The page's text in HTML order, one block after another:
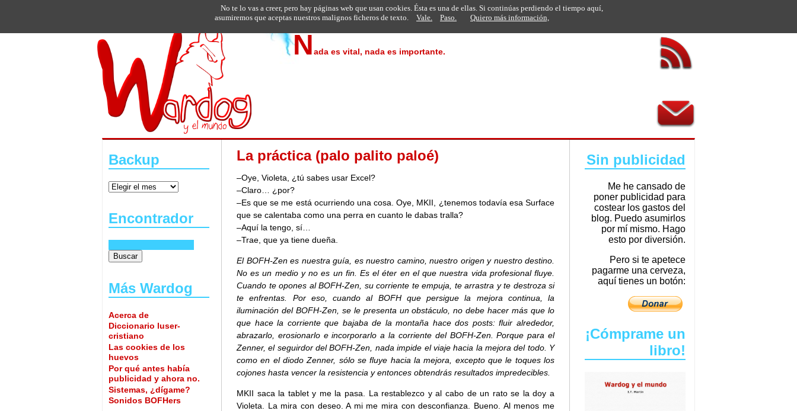
Nada es vital, nada es importante.
Backup
Encontrador
Más Wardog
Acerca de
Diccionario luser-
cristiano
Las cookies de los
huevos
Por qué antes había
publicidad y ahora no.
Sistemas, ¿dígame?
Sonidos BOFHers
Sin publicidad
Me he cansado de
poner publicidad para
costear los gastos del
blog. Puedo asumirlos
por mí mismo. Hago
esto por diversión.
Pero si te apetece
pagarme una cerveza,
aquí tienes un botón:
¡Cómprame un
libro!
La práctica (palo palito paloé)
–Oye, Violeta, ¿tú sabes usar Excel?
–Claro… ¿por?
–Es que se me está ocurriendo una cosa. Oye, MKII, ¿tenemos todavía esa Surface
que se calentaba como una perra en cuanto le dabas tralla?
–Aquí la tengo, sí…
–Trae, que ya tiene dueña.
El BOFH-Zen es nuestra guía, es nuestro camino, nuestro origen y nuestro destino.
No es un medio y no es un fin. Es el éter en el que nuestra vida profesional fluye.
Cuando te opones al BOFH-Zen, su corriente te empuja, te arrastra y te destroza si
te enfrentas. Por eso, cuando al BOFH que persigue la mejora continua, la
iluminación del BOFH-Zen, se le presenta un obstáculo, no debe hacer más que lo
que hace la corriente que bajaba de la montaña hace dos posts: fluir alrededor,
abrazarlo, erosionarlo e incorporarlo a la corriente del BOFH-Zen. Porque para el
Zenner, el seguirdor del BOFH-Zen, nada impide el viaje hacia la mejora del todo. Y
como en el diodo Zenner, sólo se fluye hacia la mejora, excepto que le toques los
cojones hasta vencer la resistencia y entonces obtendrás resultados impredecibles.
MKII saca la tablet y me la pasa. La restablezco y al cabo de un rato se la doy a
Violeta. La mira con deseo. A mi me mira con desconfianza. Bueno. Al menos me
No te lo vas a creer, pero hay páginas web que usan cookies. Ésta es una de ellas. Si continúas perdiendo el tiempo aquí,
asumiremos que aceptas nuestros malignos ficheros de texto.
Vale. Paso. Quiero más información,